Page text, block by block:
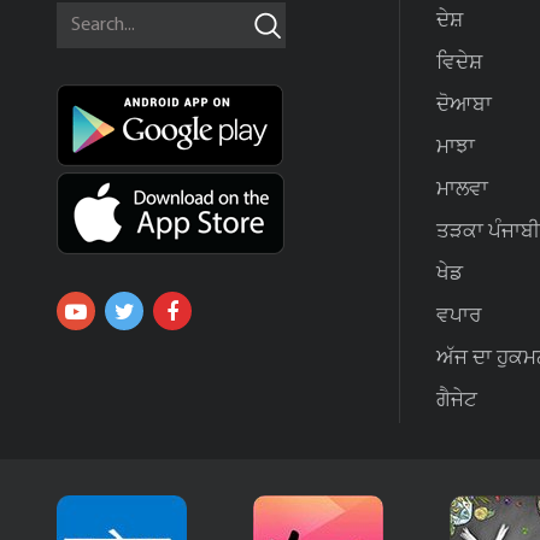
ਦੇਸ਼
ਵਿਦੇਸ਼
ਦੋਆਬਾ
ਮਾਝਾ
ਮਾਲਵਾ
ਤੜਕਾ ਪੰਜਾਬੀ
ਖੇਡ
ਵਪਾਰ
ਅੱਜ ਦਾ
ਗੈਜੇਟ